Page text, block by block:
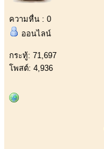
ความหื่น : 0
ออนไลน์
กระทู้: 71,697
โพสต์: 4,936